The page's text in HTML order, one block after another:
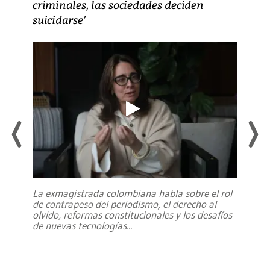
criminales, las sociedades deciden
suicidarse’
La exmagistrada colombiana habla sobre el rol
de contrapeso del periodismo, el derecho al
olvido, reformas constitucionales y los desafíos
de nuevas tecnologías...